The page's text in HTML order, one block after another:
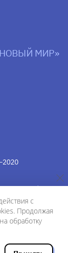
МИР»
надзору в сфере
2019 г.
с
Продолжая
обработку